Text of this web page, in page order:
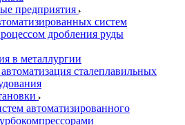
предприятия
систем
дробления руды
в металлургии
сталеплавильных
автоматизированного